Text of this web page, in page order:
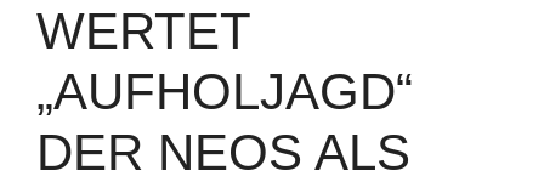
WERTET
„AUFHOLJAGD“
DER NEOS ALS